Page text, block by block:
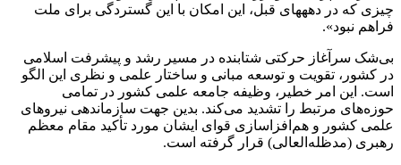
چیزی که در دهه‏های قبل، این امکان با این گستردگی برای ملت
فراهم نبود».
بی‌شک سرآغاز حرکتی شتابنده در مسیر رشد و پیشرفت اسلامی
در کشور، تقویت و توسعه مبانی و ساختار علمی و نظری این الگو
است. این امر خطیر، وظیفه جامعه علمی کشور در تمامی
حوزه‌های مرتبط را تشدید می‌کند. بدین جهت سازماندهی نیروهای
علمی کشور و هم‌افزاسازی قوای ایشان مورد تأکید مقام معظم
رهبری (مدظله‌العالی) قرار گرفته است.